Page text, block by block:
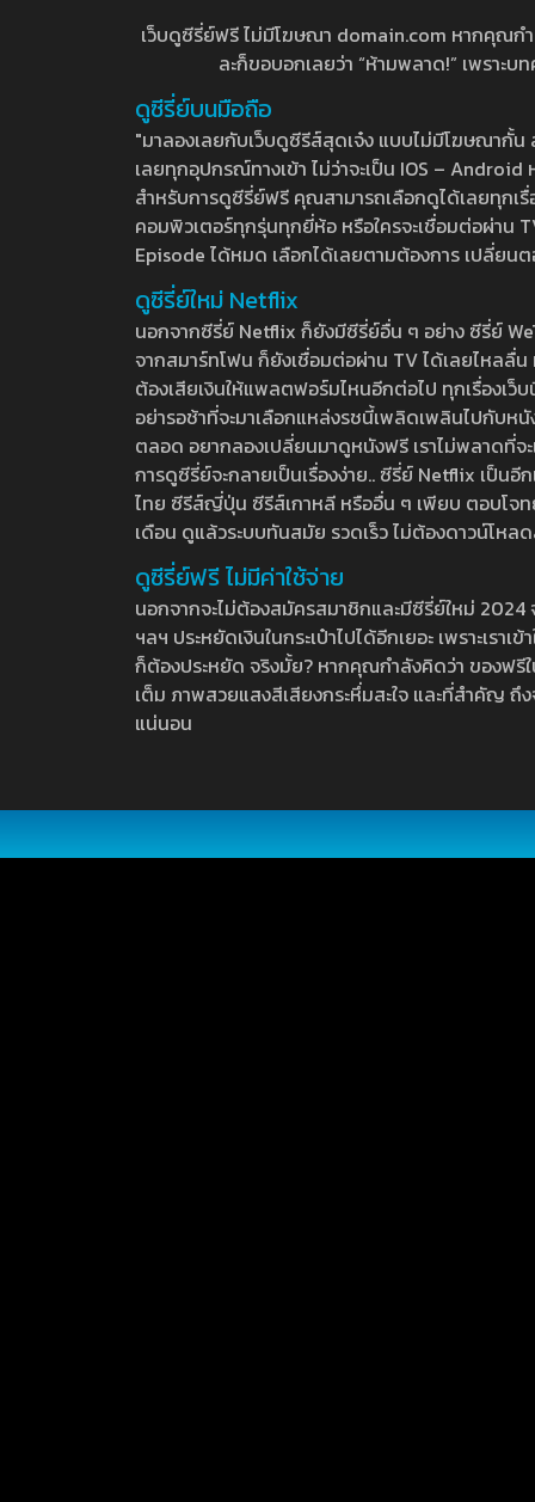
เว็บดูซีรี่ย์ฟรี ไม่มีโฆษณา domain.com หากคุณก
ละก็ขอบอกเลยว่า “ห้ามพลาด!” เพราะ
ดูซีรี่ย์บนมือถือ
"มาลองเลยกับเว็บดูซีรีส์สุดเจ๋ง แบบไม่มีโฆษณากั้
เลยทุกอุปกรณ์ทางเข้า ไม่ว่าจะเป็น IOS –
สำหรับการดูซีรี่ย์ฟรี คุณสามารถเลือกดูได้เลยทุกเ
คอมพิวเตอร์ทุกรุ่นทุกยี่ห้อ หรือใครจะเชื่อมต่อผ่าน
Episode ได้หมด เลือกได้เลยตามต้องการ เปลี่ยน
ดูซีรี่ย์ใหม่ Netflix
นอกจากซีรี่ย์ Netflix ก็ยังมีซีรี่ย์อื่น ๆ อย่าง ซีรี่ย์
จากสมาร์ทโฟน ก็ยังเชื่อมต่อผ่าน TV ได้เลยไหลลื่
ต้องเสียเงินให้แพลตฟอร์มไหนอีกต่อไป ทุกเรื่องเว็
อย่ารอช้าที่จะมาเลือกแหล่งรชนี้เพลิดเพลินไปกับห
ตลอด อยากลองเปลี่ยนมาดูหนังฟรี เราไม่พลาดที่
การดูซีรี่ย์จะกลายเป็นเรื่องง่าย.. ซีรี่ย์ Netflix เป็น
ไทย ซีรีส์ญี่ปุ่น ซีรีส์เกาหลี หรืออื่น ๆ เพียบ ตอบโจท
เดือน ดูแล้วระบบทันสมัย รวดเร็ว ไม่ต้องดาวน์โห
ดูซีรี่ย์ฟรี ไม่มีค่าใช้จ่าย
นอกจากจะไม่ต้องสมัครสมาชิกและมีซีรี่ย์ใหม่
ฯลฯ ประหยัดเงินในกระเป๋าไปได้อีกเยอะ เพราะเร
ก็ต้องประหยัด จริงมั้ย? หากคุณกำลังคิดว่า ของฟ
เต็ม ภาพสวยแสงสีเสียงกระหึ่มสะใจ และที่สำคัญ
แน่นอน